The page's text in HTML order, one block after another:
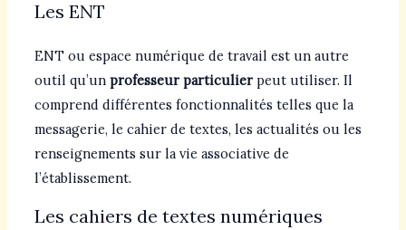
Les ENT
ENT ou espace numérique de travail est un autre
outil qu’un professeur particulierpeut utiliser. Il
comprend différentes fonctionnalités telles que la
messagerie, le cahier de textes, les actualités ou les
renseignements sur la vie associative de
l’établissement.
Les cahiers de textes numériques